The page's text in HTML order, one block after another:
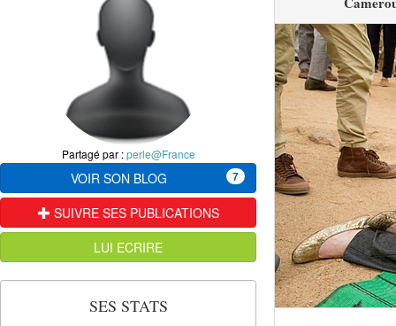
Partagé par :perle@France
VOIR SON BLOG 7
SUIVRE SES PUBLICATIONS
LUI ECRIRE
SES STATS